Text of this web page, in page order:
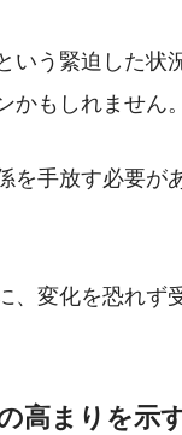
いう緊迫した状
かもしれません。
を手放す必要が
、変化を恐れず
高まりを示